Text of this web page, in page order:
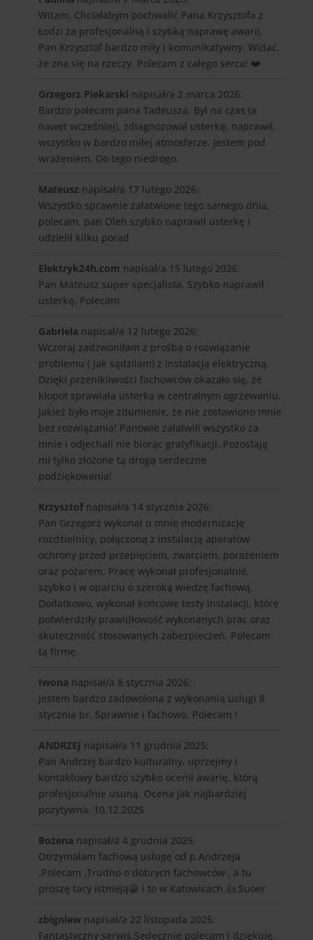
Witam. Chciałabym pochwalić Pana Krzysztofa z
Łodzi za profesjonalną i szybką naprawę awarii,
Pan Krzysztof bardzo miły i komunikatywny. Widać,
że zna się na rzeczy. Polecam z całego serca! ❤️
Grzegorz Piekarski napisał/a 2 marca 2026:
Bardzo polecam pana Tadeusza. Był na czas (a
nawet wcześniej), zdiagnozował usterkę, naprawił,
wszystko w bardzo miłej atmosferze. Jestem pod
wrażeniem. Do tego niedrogo.
Mateusz napisał/a 17 lutego 2026:
Wszystko sprawnie załatwione tego samego dnia,
polecam, pan Oleh szybko naprawił usterkę i
udzielił kilku porad
Elektryk24h.com napisał/a 15 lutego 2026:
Pan Mateusz super specjalista. Szybko naprawił
usterkę. Polecam
Gabriela napisał/a 12 lutego 2026:
Wczoraj zadzwoniłam z prośbą o rozwiązanie
problemu ( jak sądzilam) z instalacją elektryczną.
Dzięki przenikliwości fachowców okazało się, że
kłopot sprawiała usterka w centralnym ogrzewaniu.
Jakież było moje zdumienie, że nie zostawiono mnie
bez rozwiązania! Panowie załatwili wszystko za
mnie i odjechali nie biorąc gratyfikacji. Pozostają
mi tylko złożone tą drogą serdeczne
podziękowania!
Krzysztof napisał/a 14 stycznia 2026:
Pan Grzegorz wykonał u mnie modernizację
rozdzielnicy, połączoną z instalacją aparatów
ochrony przed przepięciem, zwarciem, porażeniem
oraz pożarem. Pracę wykonał profesjonalnie,
szybko i w oparciu o szeroką wiedzę fachową.
Dodatkowo, wykonał końcowe testy instalacji, które
potwierdziły prawidłowość wykonanych prac oraz
skuteczność stosowanych zabezpieczeń. Polecam
tą firmę.
Iwona napisał/a 8 stycznia 2026:
Jestem bardzo zadowolona z wykonania uslugi 8
stycznia br. Sprawnie i fachowo. Polecam !
ANDRZEJ napisał/a 11 grudnia 2025:
Pan Andrzej bardzo kulturalny, uprzejmy i
kontaktowy bardzo szybko ocenił awarię, którą
profesjonalnie usuną. Ocena jak najbardziej
pozytywna. 10.12.2025
Bożena napisał/a 4 grudnia 2025:
Otrzymałam fachową usługę od p.Andrzeja
.Polecam .Trudno o dobrych fachowców , a tu
proszę tacy istnieją😀 i to w Katowicach.👍.Suoer
zbigniew napisał/a 22 listopada 2025:
Fantastyczny serwis.Sedecznie polecam i dziękuję.